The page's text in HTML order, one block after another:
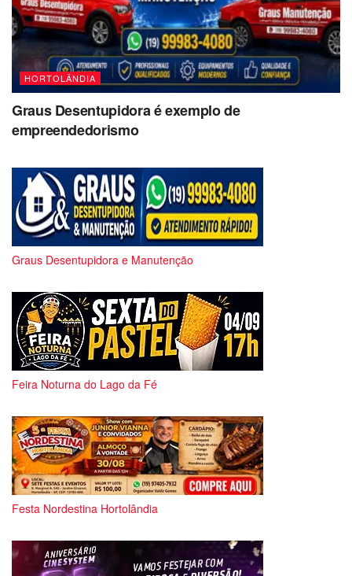
HORTOLÂNDIA
Graus Desentupidora é exemplo de
empreendedorismo
Graus Desentupidora e Manutenção
Feira Noturna do Lago da Fé
Festa Nordestina Hortolândia